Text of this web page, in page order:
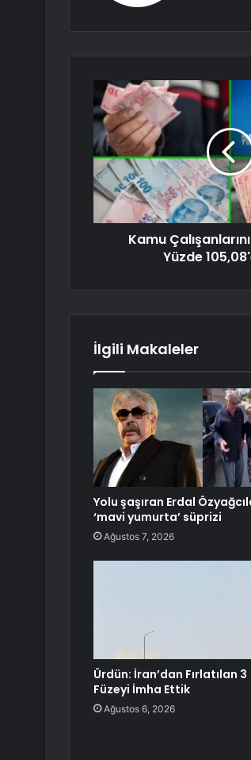
Kamu
Yüzde
İlgili Makaleler
Yolu şaşıran Erdal
‘mavi yumurta’ süprizi
Ağustos 7, 2026
Ürdün: İran’dan Fırlatılan 3
Füzeyi İmha Ettik
Ağustos 6, 2026